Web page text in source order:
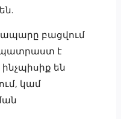
բացվում
`պատրաստ է
են
կամ